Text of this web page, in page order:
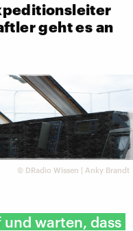
geht es an
© DRadio Wissen | Anky Brandt
warten, dass